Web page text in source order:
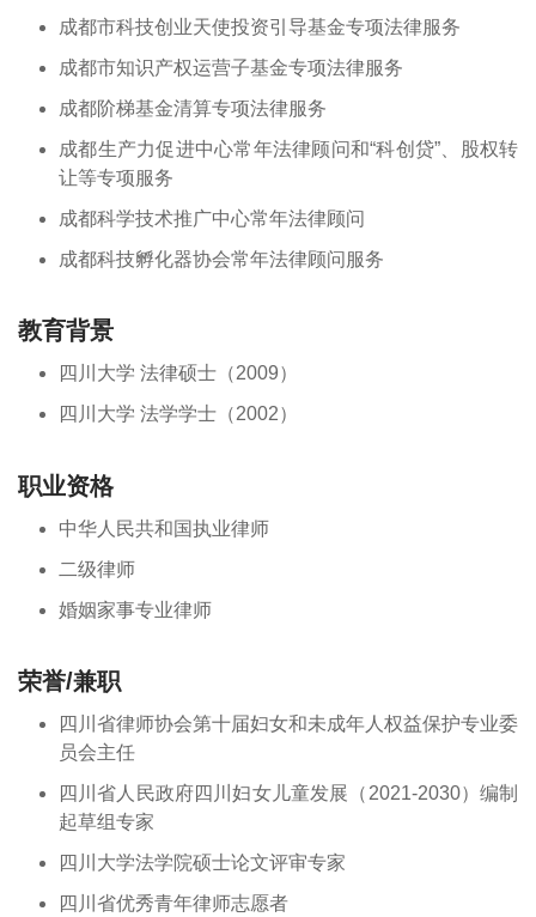
成都市科技创业天使投资引导基金专项法律服务
成都市知识产权运营子基金专项法律服务
成都阶梯基金清算专项法律服务
成都生产力促进中心常年法律顾问和“科创贷”、股权转
让等专项服务
成都科学技术推广中心常年法律顾问
成都科技孵化器协会常年法律顾问服务
教育背景
四川大学 法律硕士（2009）
四川大学 法学学士（2002）
职业资格
中华人民共和国执业律师
二级律师
婚姻家事专业律师
荣誉/兼职
四川省律师协会第十届妇女和未成年人权益保护专业委
员会主任
四川省人民政府四川妇女儿童发展（2021-2030）编制
起草组专家
四川大学法学院硕士论文评审专家
四川省优秀青年律师志愿者